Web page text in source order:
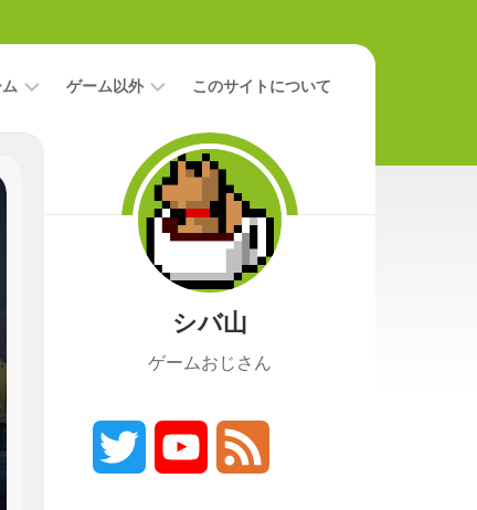
ス
ゲーム以外 このサイトについて
シバ山
ゲームおじさん
Twitter YouTube